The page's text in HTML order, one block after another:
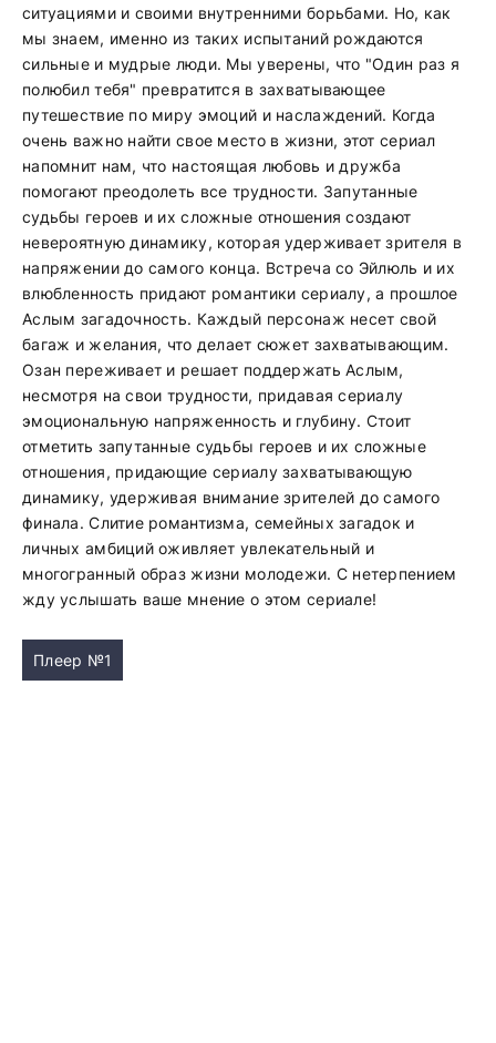
ситуациями и своими внутренними борьбами. Но, как
мы знаем, именно из таких испытаний рождаются
сильные и мудрые люди. Мы уверены, что "Один раз я
полюбил тебя" превратится в захватывающее
путешествие по миру эмоций и наслаждений. Когда
очень важно найти свое место в жизни, этот сериал
напомнит нам, что настоящая любовь и дружба
помогают преодолеть все трудности. Запутанные
судьбы героев и их сложные отношения создают
невероятную динамику, которая удерживает зрителя в
напряжении до самого конца. Встреча со Эйлюль и их
влюбленность придают романтики сериалу, а прошлое
Аслым загадочность. Каждый персонаж несет свой
багаж и желания, что делает сюжет захватывающим.
Озан переживает и решает поддержать Аслым,
несмотря на свои трудности, придавая сериалу
эмоциональную напряженность и глубину. Стоит
отметить запутанные судьбы героев и их сложные
отношения, придающие сериалу захватывающую
динамику, удерживая внимание зрителей до самого
финала. Слитие романтизма, семейных загадок и
личных амбиций оживляет увлекательный и
многогранный образ жизни молодежи. С нетерпением
жду услышать ваше мнение о этом сериале!
Плеер №1